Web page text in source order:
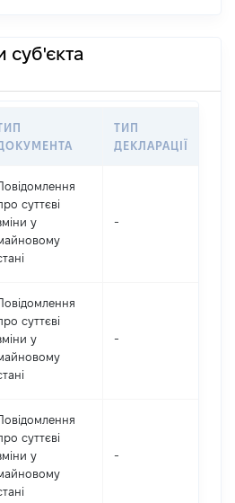
суб'єкта
ТИП
ДЕКЛАРАЦІЇ
суттєві
y
-
суттєві
y
-
суттєві
y
-